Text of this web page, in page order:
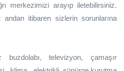
merkezimizi arayıp iletebilirsiniz.
itibaren sizlerin sorunlarına
buzdolabı, televizyon, çamaşır